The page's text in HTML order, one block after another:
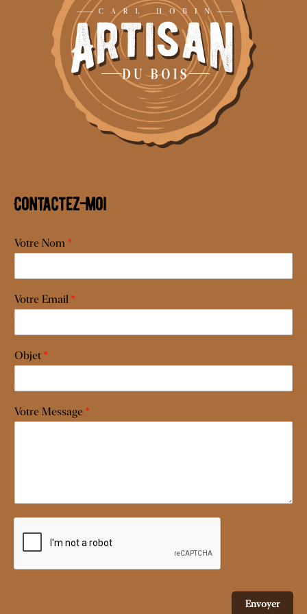
Contactez-moi
Votre Nom *
Votre Email *
Objet *
Votre Message *
Envoyer